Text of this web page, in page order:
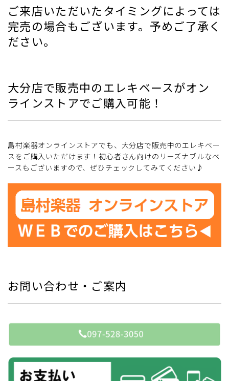
ご来店いただいたタイミングによっては
完売の場合もございます。予めご了承く
ださい。
大分店で販売中のエレキベースがオン
ラインストアでご購入可能！
島村楽器オンラインストアでも、大分店で販売中のエレキベー
スをご購入いただけます！初心者さん向けのリーズナブルなベ
ースもございますので、ぜひチェックしてみてください♪
お問い合わせ・ご案内